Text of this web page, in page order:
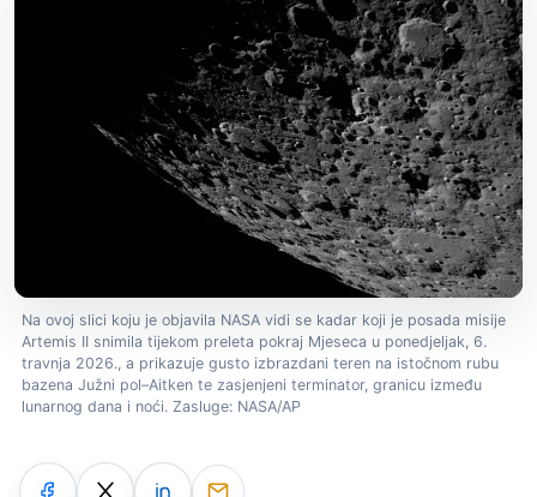
Na ovoj slici koju je objavila NASA vidi se kadar koji je posada misije
Artemis II snimila tijekom preleta pokraj Mjeseca u ponedjeljak, 6.
travnja 2026., a prikazuje gusto izbrazdani teren na istočnom rubu
bazena Južni pol–Aitken te zasjenjeni terminator, granicu između
lunarnog dana i noći. Zasluge: NASA/AP